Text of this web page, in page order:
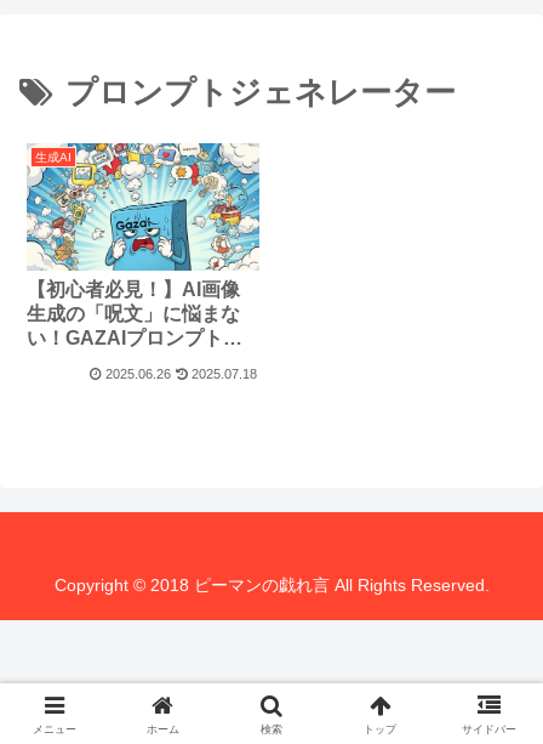
プロンプトジェネレーター
生成AI
【初心者必見！】AI画像
生成の「呪文」に悩まな
い！GAZAIプロンプトジ
像を爆速生成！
2025.06.26 2025.07.18
Copyright © 2018 ピーマンの戯れ言 All Rights Reserved.
メニュー ホーム 検索 トップ サイドバー